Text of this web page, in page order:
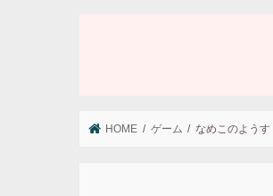
HOME ゲーム なめこのようす